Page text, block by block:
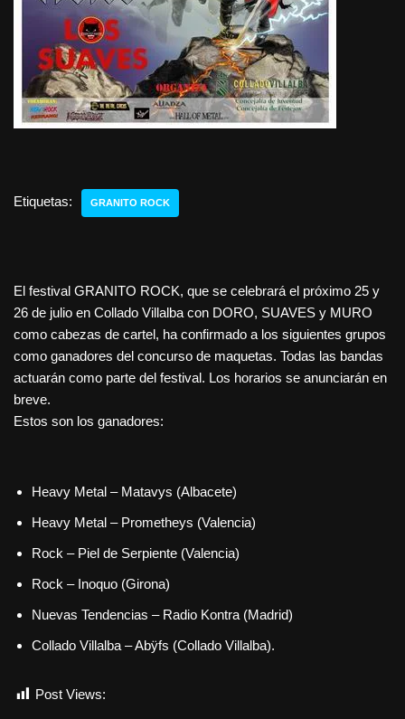
Etiquetas: GRANITO ROCK
El festival GRANITO ROCK, que se celebrará el próximo 25 y
26 de julio en Collado Villalba con DORO, SUAVES y MURO
como cabezas de cartel, ha confirmado a los siguientes grupos
como ganadores del concurso de maquetas. Todas las bandas
actuarán como parte del festival. Los horarios se anunciarán en
breve.
Estos son los ganadores:
Heavy Metal – Matavys (Albacete)
Heavy Metal – Prometheys (Valencia)
Rock – Piel de Serpiente (Valencia)
Rock – Inoquo (Girona)
Nuevas Tendencias – Radio Kontra (Madrid)
Collado Villalba – Abÿfs (Collado Villalba).
Post Views: